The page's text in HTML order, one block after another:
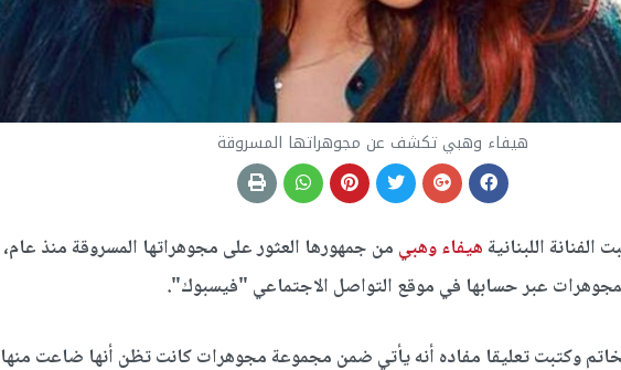
هيفاء وهبي تكشف عن مجوهراتها المسروقة
الفنانة اللبنانيةهيفاء وهبي من جمهورها العثور على مجوهراتها المسروقة منذ عام،
عبر حسابها في موقع التواصل الاجتماعي "فيسبوك".
وكتبت تعليقا مفاده أنه يأتي ضمن مجموعة مجوهرات كانت تظن أنها ضاعت منها